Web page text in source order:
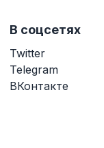
В соцсетях
Twitter
Telegram
ВКонтакте